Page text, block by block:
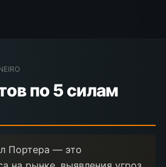
по 5 силам
Портера — это